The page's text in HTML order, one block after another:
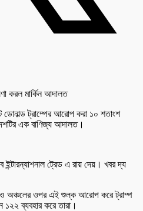
ডোনাল্ড ট্রাম্পের আরোপ করা ১০ শতাংশ
এক বাণিজ্য আদালত।
ইন্টারন্যাশনাল ট্রেড এ রায় দেয়। খবর দ্য
ও অঞ্চলের ওপর এই শুল্ক আরোপ করে ট্রাম্প
ব্যবহার করে তারা।